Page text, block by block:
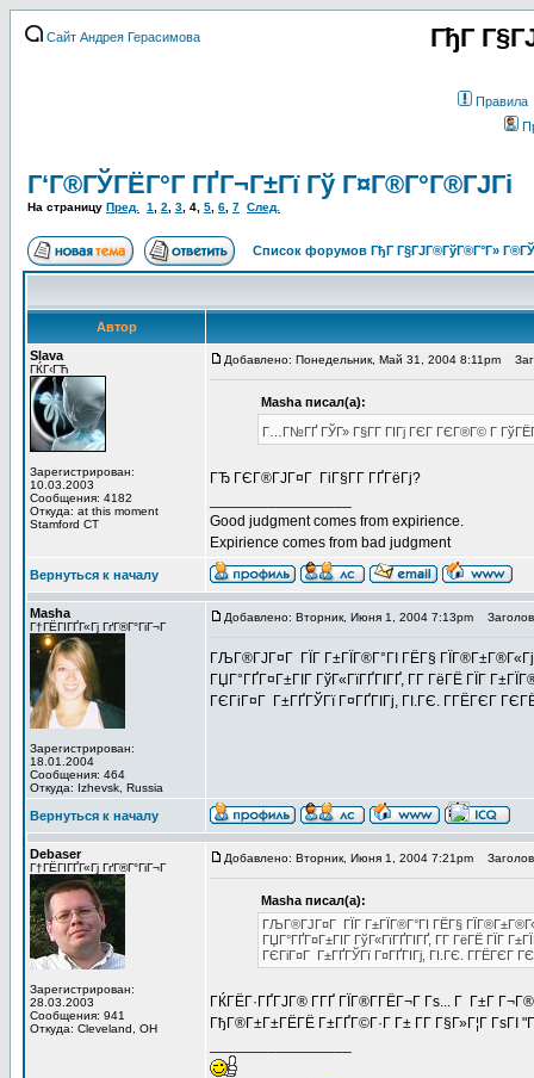
Сайт Андрея Герасимова ГђГ
Правила
Г‘Г®ГЎГЁГ°Г ГҐГ¬Г±Гї Гў Г¤Г®Г°Г®ГЈГі
На страницу Пред. 1 2 3 4 5 6 7 След.
Список форумов ГђГ Г§ГЈГ®ГўГ®Г°Г»
Автор
Slava
ГЌГ‹ГЋ
Зарегистрирован:
10.03.2003
Сообщения: 4182
Откуда: at this moment
Stamford CT
Добавлено: Понедельник, Май 31, 2004 8:11pm
Masha писал(а):
Г…Г№ГҐ ГЎГ» Г§Г­Г ГІГј ГЄГ ГЄГ®Г© Г
ГЂ ГЄГ®ГЈГ¤Г ГіГ§Г­Г ГҐГёГј?
Good judgment comes from expirience.
Expirience comes from bad judgment
Вернуться к началу
Masha
Г†ГЁГІГҐГ«Гј ГґГ®Г°ГіГ¬Г
Зарегистрирован:
18.01.2004
Сообщения: 464
Откуда: Izhevsk, Russia
Добавлено: Вторник, Июня 1, 2004 7:13pm
ГЉГ®ГЈГ¤Г ГЇГ Г±ГЇГ®Г°ГІ ГЁГ§
ГЏГ°ГҐГ¤Г±ГІГ ГўГ«ГїГҐГІГҐ, Г­Г ГёГЁ ГЇГ
ГЄГіГ¤Г Г±ГҐГЎГї Г¤ГҐГІГј, ГІ.ГЄ. Г­ГЁГЄГ
Вернуться к началу
Debaser
Г†ГЁГІГҐГ«Гј ГґГ®Г°ГіГ¬Г
Зарегистрирован:
28.03.2003
Сообщения: 941
Откуда: Cleveland, OH
Добавлено: Вторник, Июня 1, 2004 7:21pm
Masha писал(а):
ГЉГ®ГЈГ¤Г ГЇГ Г±ГЇГ®Г°ГІ ГЁГ§
ГЏГ°ГҐГ¤Г±ГІГ ГўГ«ГїГҐГІГҐ, Г­Г ГёГЁ ГЇГ
ГЄГіГ¤Г Г±ГҐГЎГї Г¤ГҐГІГј, ГІ.ГЄ. Г­ГЁГЄГ
ГЌГЁГ·ГҐГЈГ® Г­ГҐ ГЇГ®Г­ГЁГ¬Г Гѕ... Г Г±Г
ГђГ®Г±Г±ГЁГЁ Г±ГҐГ©Г·Г Г± Г­Г Г§Г»Г¦Г ГѕГІ